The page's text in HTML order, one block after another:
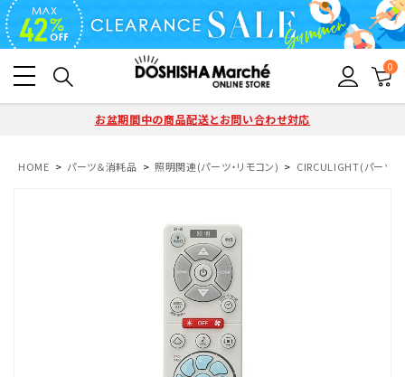
0
お盆期間中の商品配送とお問い合わせ対応
HOME パーツ＆消耗品 照明関連(パーツ・リモコン) CIRCULIGHT(パーツ・